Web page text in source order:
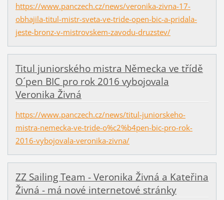
https://www.panczech.cz/news/veronika-zivna-17-
obhajila-titul-mistr-sveta-ve-tride-open-bic-a-pridala-
jeste-bronz-v-mistrovskem-zavodu-druzstev/
Titul juniorského mistra Německa ve třídě
O´pen BIC pro rok 2016 vybojovala
Veronika Živná
https://www.panczech.cz/news/titul-juniorskeho-
mistra-nemecka-ve-tride-o%c2%b4pen-bic-pro-rok-
2016-vybojovala-veronika-zivna/
ZZ Sailing Team - Veronika Živná a Kateřina
Živná - má nové internetové stránky